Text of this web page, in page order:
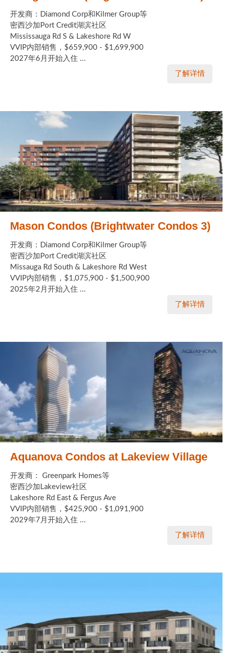
开发商：Diamond Corp和Kilmer Group等
密西沙加Port Credit湖滨社区
Mississauga Rd S & Lakeshore Rd W
VVIP内部销售，$659,900 - $1,699,900
2027年6月开始入住 ...
了解详情
Mason Condos (Brightwater Condos 3)
开发商：Diamond Corp和Kilmer Group等
密西沙加Port Credit湖滨社区
Missauga Rd South & Lakeshore Rd West
VVIP内部销售，$1,075,900 - $1,500,900
2025年2月开始入住 ...
了解详情
Aquanova Condos at Lakeview Village
开发商： Greenpark Homes等
密西沙加Lakeview社区
Lakeshore Rd East & Fergus Ave
VVIP内部销售，$425,900 - $1,091,900
2029年7月开始入住 ...
了解详情